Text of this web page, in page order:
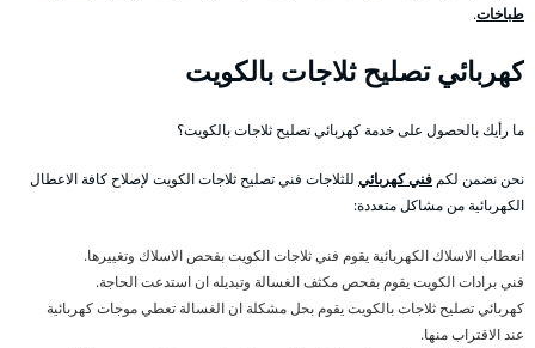
طباخات.
كهربائي تصليح ثلاجات بالكويت
ما رأيك بالحصول على خدمة كهربائي تصليح ثلاجات بالكويت؟
نحن نضمن لكم فني كهربائي للثلاجات فني تصليح ثلاجات الكويت لإصلاح كافة الاعطال
الكهربائية من مشاكل متعددة:
انعطاب الاسلاك الكهربائية يقوم فني ثلاجات الكويت بفحص الاسلاك وتغييرها.
فني برادات الكويت يقوم بفحص مكثف الغسالة وتبديله ان استدعت الحاجة.
كهربائي تصليح ثلاجات بالكويت يقوم بحل مشكلة ان الغسالة تعطي موجات كهربائية
عند الاقتراب منها.